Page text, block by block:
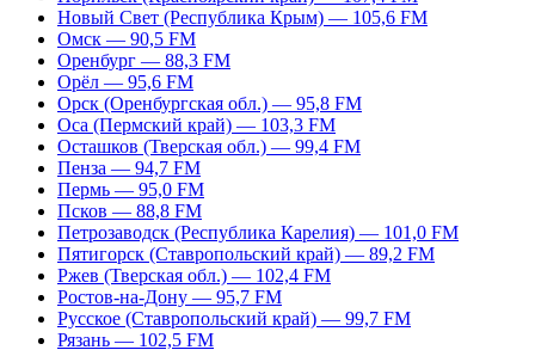
Новый Свет (Республика Крым) — 105,6 FM
Омск — 90,5 FM
Оренбург — 88,3 FM
Орёл — 95,6 FM
Орск (Оренбургская обл.) — 95,8 FM
Оса (Пермский край) — 103,3 FM
Осташков (Тверская обл.) — 99,4 FM
Пенза — 94,7 FM
Пермь — 95,0 FM
Псков — 88,8 FM
Петрозаводск (Республика Карелия) — 101,0 FM
Пятигорск (Ставропольский край) — 89,2 FM
Ржев (Тверская обл.) — 102,4 FM
Ростов-на-Дону — 95,7 FM
Русское (Ставропольский край) — 99,7 FM
Рязань — 102,5 FM